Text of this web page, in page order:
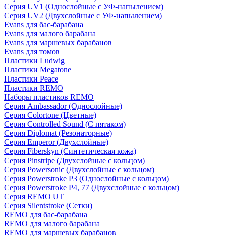
Серия UV1 (Однослойные с УФ-напылением)
Серия UV2 (Двухслойные с УФ-напылением)
Evans для бас-барабана
Evans для малого барабана
Evans для маршевых барабанов
Evans для томов
Пластики Ludwig
Пластики Megatone
Пластики Peace
Пластики REMO
Наборы пластиков REMO
Серия Ambassador (Однослойные)
Серия Colortone (Цветные)
Серия Controlled Sound (С пятаком)
Серия Diplomat (Резонаторные)
Серия Emperor (Двухслойные)
Серия Fiberskyn (Синтетическая кожа)
Серия Pinstripe (Двухслойные с кольцом)
Серия Powersonic (Двухслойные с кольцом)
Серия Powerstroke P3 (Однослойные с кольцом)
Серия Powerstroke P4, 77 (Двухслойные с кольцом)
Серия REMO UT
Серия Silentstroke (Сетки)
REMO для бас-барабана
REMO для малого барабана
REMO для маршевых барабанов